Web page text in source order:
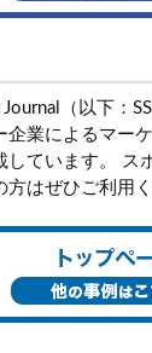
（以下：
企業によるマー
しています。 ス
はぜひご利用く